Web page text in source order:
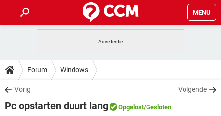
MENU
INSTAGRAM
NETFLIX
GRATIS SNAPCHAT
HOW-TO
VIDEOBELLEN
DOWNLOADS
VIDEOBELLEN GAMES
FORUM
Forum Windows
Vorig Volgende
Pc opstarten duurt lang Opgelost/Gesloten